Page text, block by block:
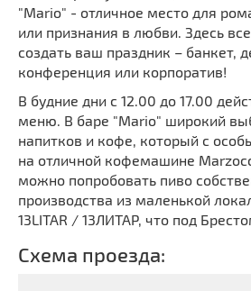
"Mario" - отличное место для
или признания в любви. Здесь
создать ваш праздник – банкет,
конференция или корпоратив!
В будние дни с 12.00 до 17.00
меню. В баре "Mario" широкий
напитков и кофе, который с
на отличной кофемашине
можно попробовать пиво
производства из маленькой
13LITAR / 13ЛИТАР, что под
Схема проезда: